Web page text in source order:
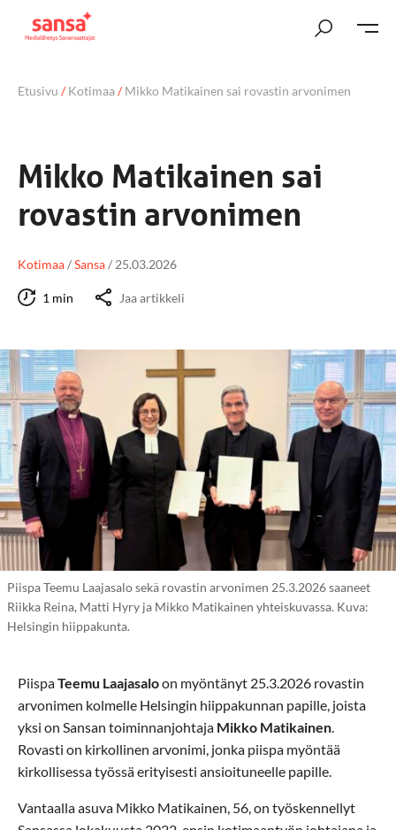
Etusivu /Kotimaa/Mikko Matikainen sai rovastin arvonimen
Mikko Matikainen sai
rovastin arvonimen
Kotimaa/Sansa/ 25.03.2026
1 min Jaa artikkeli
Piispa Teemu Laajasalo sekä rovastin arvonimen 25.3.2026 saaneet
Riikka Reina, Matti Hyry ja Mikko Matikainen yhteiskuvassa. Kuva:
Helsingin hiippakunta.
PiispaTeemu Laajasaloon myöntänyt 25.3.2026 rovastin
arvonimen kolmelle Helsingin hiippakunnan papille, joista
yksi on Sansan toiminnanjohtaja Mikko Matikainen.
Rovasti on kirkollinen arvonimi, jonka piispa myöntää
kirkollisessa työssä erityisesti ansioituneelle papille.
Vantaalla asuva Mikko Matikainen, 56, on työskennellyt